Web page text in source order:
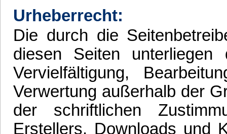
Urheberrecht:
Die durch die
diesen Seiten unterliegen
Vervielfältigung,
Verwertung außerhalb der
der schriftlichen
Erstellers. Downloads und